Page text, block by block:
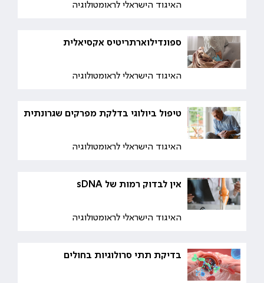
האיגוד הישראלי לראומטולוגיה
ספונדילוארתריטיס אקסיאלית
האיגוד הישראלי לראומטולוגיה
טיפול ביולוגי בדלקת מפרקים שגרונתית
האיגוד הישראלי לראומטולוגיה
אין לבדוק רמות של sDNA
האיגוד הישראלי לראומטולוגיה
בדיקת תתי סרולוגיות בחולים